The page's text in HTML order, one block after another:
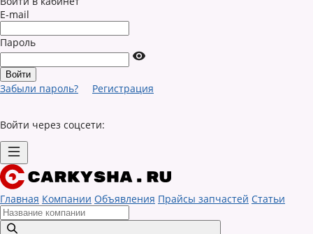
E-mail
Пароль
Забыли пароль? Регистрация
Войти через соцсети:
Главная Компании Объявления Прайсы запчастей Статьи